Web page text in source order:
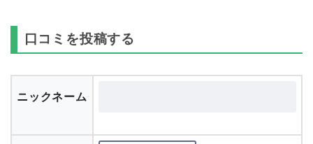
口コミを投稿する
ニックネーム